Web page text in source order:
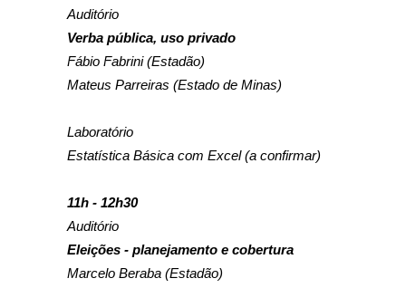
Auditório
Verba pública, uso privado
Fábio Fabrini (Estadão)
Mateus Parreiras (Estado de Minas)
Laboratório
Estatística Básica com Excel (a confirmar)
11h - 12h30
Auditório
Eleições - planejamento e cobertura
Marcelo Beraba (Estadão)